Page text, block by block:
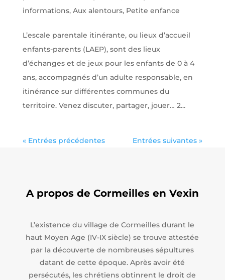
informations, Aux alentours, Petite enfance
L’escale parentale itinérante, ou lieux d’accueil
enfants-parents (LAEP), sont des lieux
d’échanges et de jeux pour les enfants de 0 à 4
ans, accompagnés d’un adulte responsable, en
itinérance sur différentes communes du
territoire. Venez discuter, partager, jouer… 2...
« Entrées précédentes Entrées suivantes »
A propos de Cormeilles en Vexin
L’existence du village de Cormeilles durant le
haut Moyen Age (IV-IX siècle) se trouve attestée
par la découverte de nombreuses sépultures
datant de cette époque. Après avoir été
persécutés, les chrétiens obtinrent le droit de